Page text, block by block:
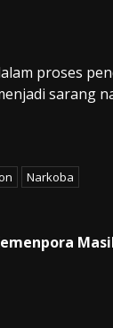
proses
sarang
Narkoba